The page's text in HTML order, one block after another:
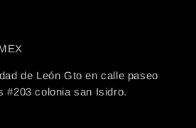
de León Gto en calle paseo
#203 colonia san Isidro.